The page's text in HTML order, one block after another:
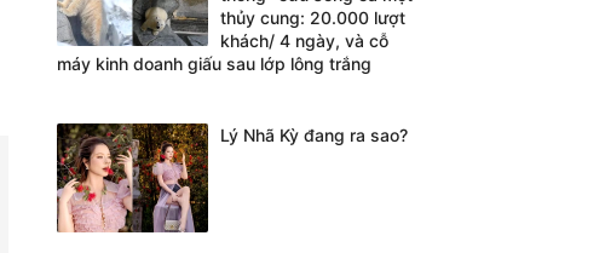
thủy cung: 20.000 lượt
khách/ 4 ngày, và cỗ
máy kinh doanh giấu sau lớp lông trắng
Lý Nhã Kỳ đang ra sao?